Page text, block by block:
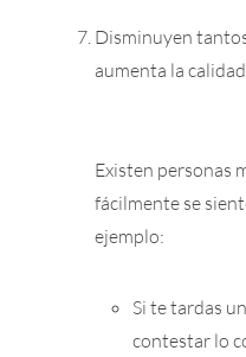
Disminuyen
aumenta la
Existen personas
fácilmente se
ejemplo:
Si te tardas
contestar lo